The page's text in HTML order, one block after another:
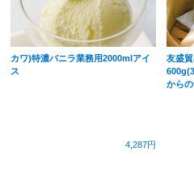
カワ)特濃バニラ業務用2000mlアイ
ス
4,287円
友盛
からの